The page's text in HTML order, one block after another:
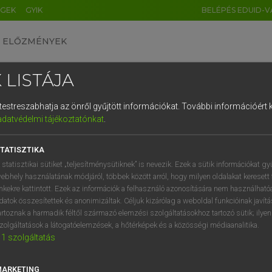
GYIK BELÉPÉS EDUID-
ELŐZMÉNYEK
angol szótár
fn abszorber
keresése szótárainkban
LISTÁJA
az önről gyűjtött információkat. További információért
tájékoztatónkat.
statisztikai sütiket „teljesítménysütiknek” is nevezik. Ezek a sütik információkat
használatának módjáról, többek között arról, hogy milyen oldalakat keresett
kattintott. Ezek az információk a felhasználó azonosítására nem
összesítettek és anonimizáltak. Céljuk kizárólag a weboldal funkcióinak
a harmadik féltől származó elemzési szolgáltatásokhoz tartozó sütik;
a látogatóelemzések, a hőtérképek és a közösségi médiaanalitika.
1 szolgáltatás
DE CN FR ES IT NL
1 2 3 4 5 6 7 8 9
q w e r t z u i
a s d f g h j k l é
í y x c v b n m , .